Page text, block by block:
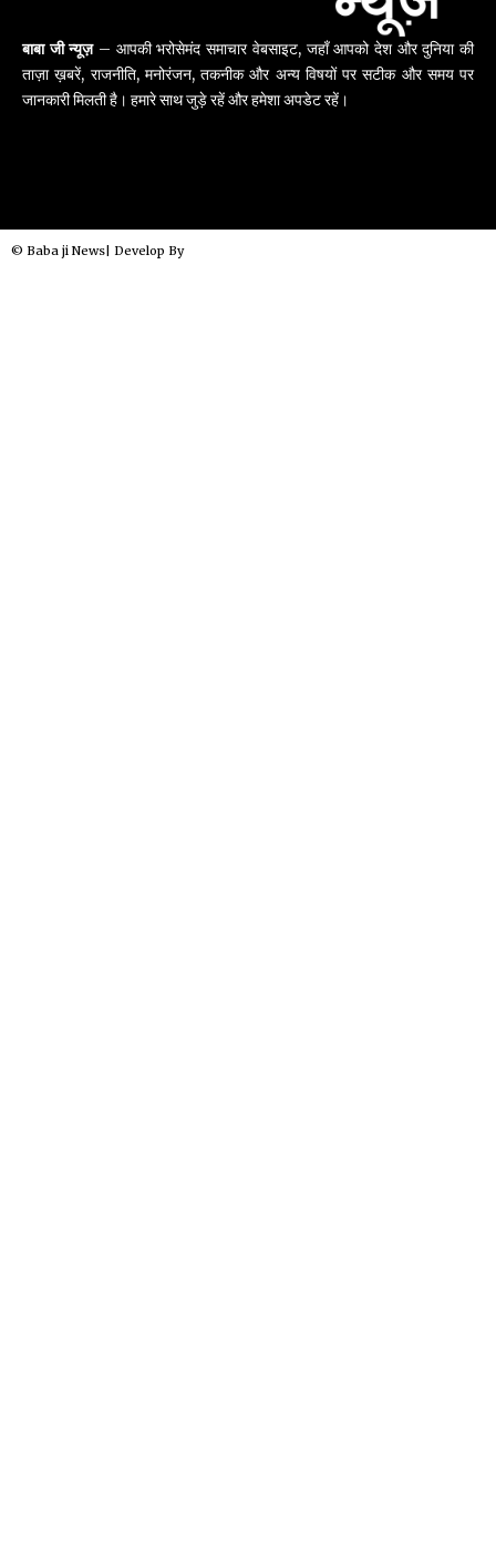
बाबा जी न्यूज़– आपकी भरोसेमंद समाचार वेबसाइट, जहाँ आपको देश और दुनिया की
ताज़ा ख़बरें, राजनीति, मनोरंजन, तकनीक और अन्य विषयों पर सटीक और समय पर
जानकारी मिलती है। हमारे साथ जुड़े रहें और हमेशा अपडेट रहें।
© Baba ji News| Develop By